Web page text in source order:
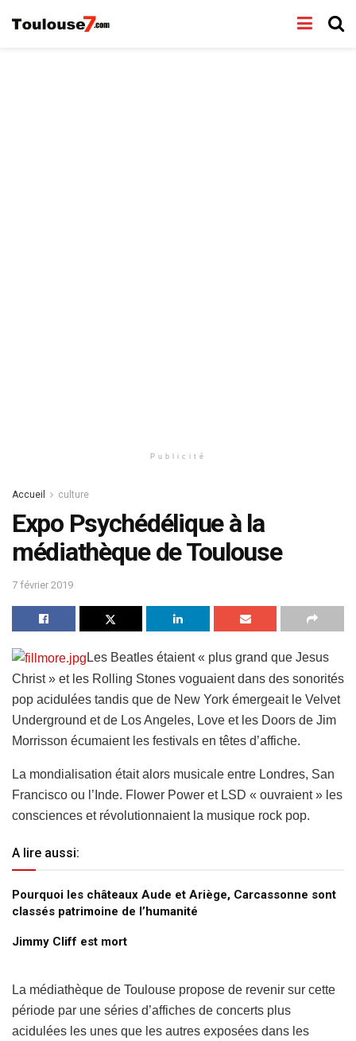
Publicité
Accueil culture
Expo Psychédélique à la
médiathèque de Toulouse
7 février 2019
Les Beatles étaient « plus grand que Jesus
Christ » et les Rolling Stones voguaientdans des sonorités
pop acidulées tandis que de New York émergeait le Velvet
Underground et de Los Angeles, Love et les Doors de Jim
Morrisson écumaient les festivals en têtes d’affiche.
La mondialisation était alors musicale entre Londres, San
Francisco ou l’Inde. Flower Power et LSD « ouvraient » les
consciences et révolutionnaient la musique rock pop.
A lire aussi:
Pourquoi les châteaux Aude et Ariège, Carcassonne sont
classés patrimoine de l’humanité
Jimmy Cliff est mort
La médiathèque de Toulouse propose de revenir sur cette
période par une séries d’affiches de concerts plus
acidulées les unes que les autres exposées dans les